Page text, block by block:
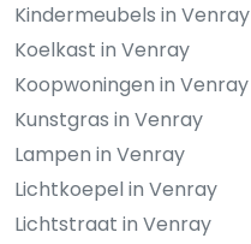
Kindermeubels in Venray
Koelkast in Venray
Koopwoningen in Venray
Kunstgras in Venray
Lampen in Venray
Lichtkoepel in Venray
Lichtstraat in Venray